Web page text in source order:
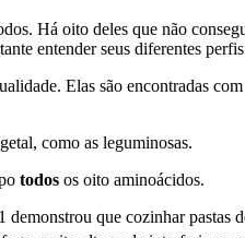
Há oito deles que não
entender seus diferentes
Elas são encontradas
como as leguminosas.
todos os oito aminoácidos.
que cozinhar pastas